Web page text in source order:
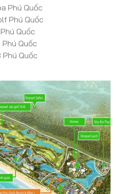
Phú Quốc
Phú Quốc
Quốc
Quốc
Quốc